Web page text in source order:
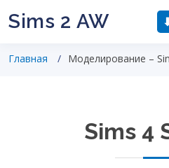
Sims 2 AW
Главная Моделирование –
Sims 4